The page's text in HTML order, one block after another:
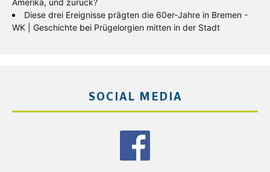
Amerika, und zurück?
Diese drei Ereignisse prägten die 60er-Jahre in Bremen -
WK | Geschichte bei Prügelorgien mitten in der Stadt
SOCIAL MEDIA